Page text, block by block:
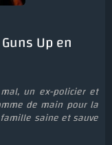
Up en
un ex-policier et
de main pour la
saine et sauve